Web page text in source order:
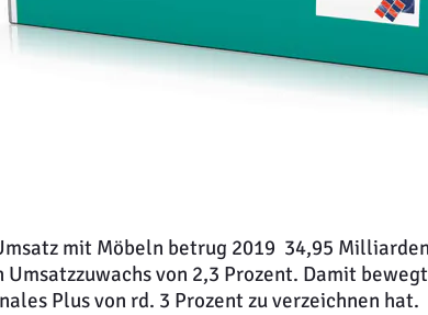
mit Möbeln betrug 2019 34,95
Umsatzzuwachs von 2,3 Prozent. Damit
Plus von rd. 3 Prozent zu verzeichnen hat.